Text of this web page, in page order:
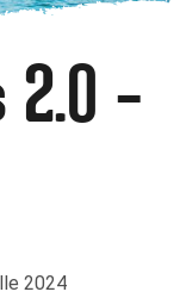
2.0 –
2024